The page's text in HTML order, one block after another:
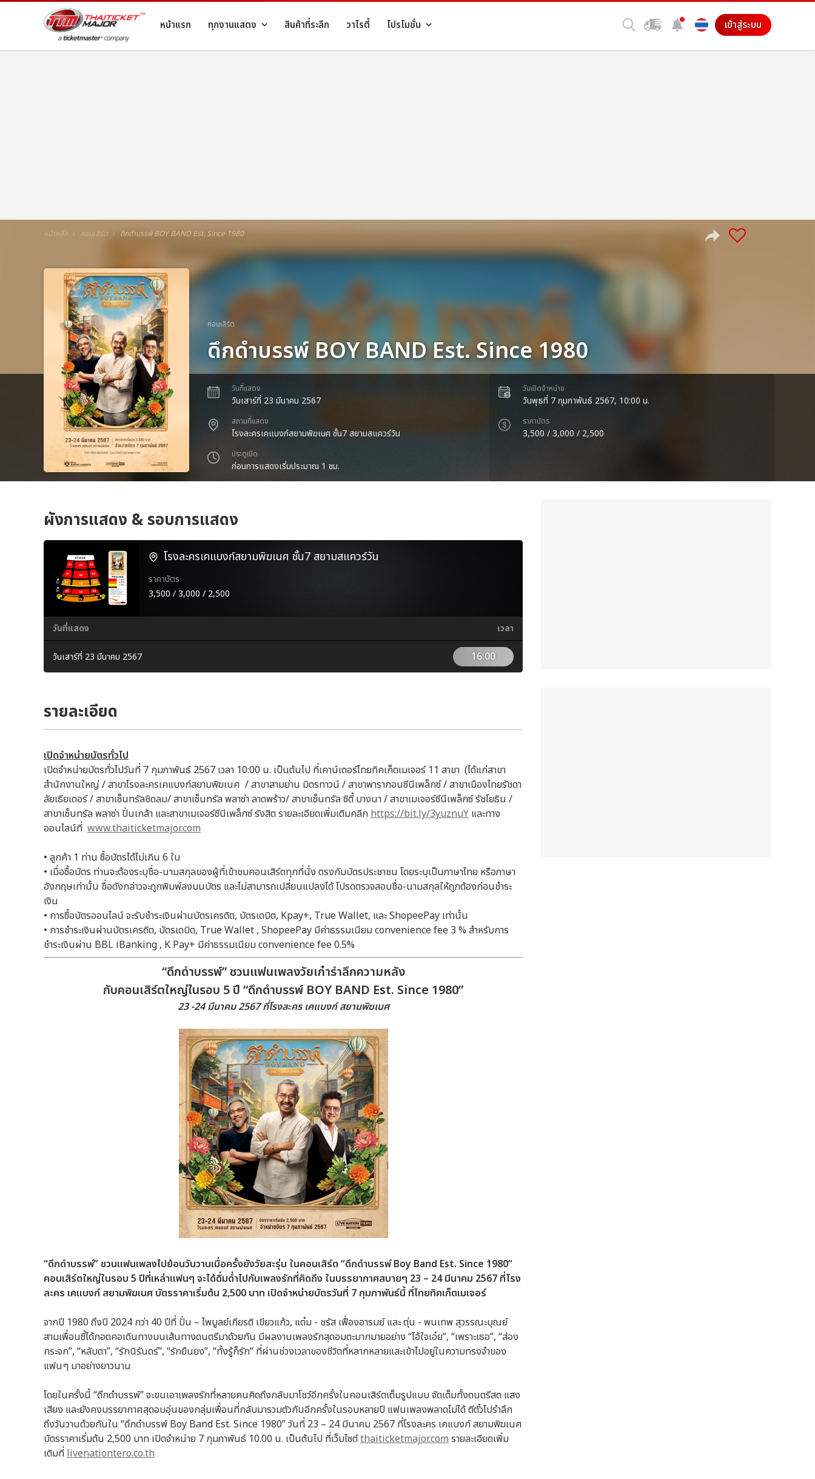
หน้าแรก ทุกงานแสดง สินค้าที่ระลึก วาไรตี้ โปรโมชั่น เข้าสู่ระบบ
หน้าหลัก คอนเสิร์ต ดึกดำบรรพ์ BOY BAND Est. Since 1980
คอนเสิร์ต
ดึกดำบรรพ์ BOY BAND Est. Since 1980
วันที่แสดง
วันเสาร์ที่ 23 มีนาคม 2567
สถานที่แสดง
โรงละครเคแบงก์สยามพิฆเนศ ชั้น7 สยามสแควร์วัน
ประตูเปิด
ก่อนการแสดงเริ่มประมาณ 1 ชม.
วันเปิดจำหน่าย
วันพุธที่ 7 กุมภาพันธ์ 2567, 10:00 น.
ราคาบัตร
3,500 / 3,000 / 2,500
ผังการแสดง & รอบการแสดง
โรงละครเคแบงก์สยามพิฆเนศ ชั้น7 สยามสแควร์วัน
ราคาบัตร
3,500 / 3,000 / 2,500
วันที่แสดง เวลา
วันเสาร์ที่ 23 มีนาคม 2567 16:00
รายละเอียด
เปิดจำหน่ายบัตรทั่วไป
เปิดจำหน่ายบัตรทั่วไปวันที่ 7 กุมภาพันธ์ 2567 เวลา 10:00 น. เป็นต้นไป ที่เคาน์เตอร์ไทยทิคเก็ตเมเจอร์ 11 สาขา (ได้แก่สาขา
สำนักงานใหญ่ / สาขาโรงละครเคแบงก์สยามพิฆเนศ / สาขาสามย่าน มิตรทาวน์ / สาขาพารากอนซีนีเพล็กซ์ / สาขาเมืองไทยรัชดา
ลัยเธียเตอร์ / สาขาเซ็นทรัลชิดลม/ สาขาเซ็นทรัล พลาซ่า ลาดพร้าว/ สาขาเซ็นทรัล ซิตี้ บางนา / สาขาเมเจอร์ซีนีเพล็กซ์ รัชโยธิน /
สาขาเซ็นทรัล พลาซ่า ปิ่นเกล้า และสาขาเมเจอร์ซีนีเพล็กซ์ รังสิต รายละเอียดเพิ่มเติมคลิก https://bit.ly/3yuznuY และทาง
ออนไลน์ที่ www.thaiticketmajor.com
• ลูกค้า 1 ท่าน ซื้อบัตรได้ไม่เกิน 6 ใบ
• เมื่อซื้อบัตร ท่านจะต้องระบุชื่อ-นามสกุลของผู้ที่เข้าชมคอนเสิร์ตทุกที่นั่ง ตรงกับบัตรประชาชน โดยระบุเป็นภาษาไทย หรือภาษา
อังกฤษเท่านั้น ชื่อดังกล่าวจะถูกพิมพ์ลงบนบัตร และไม่สามารถเปลี่ยนแปลงได้ โปรดตรวจสอบชื่อ-นามสกุลให้ถูกต้องก่อนชำระ
เงิน
• การซื้อบัตรออนไลน์ จะรับชำระเงินผ่านบัตรเครดิต, บัตรเดบิต, Kpay+, True Wallet, และ ShopeePay เท่านั้น
• การชำระเงินผ่านบัตรเครดิต, บัตรเดบิต, True Wallet , ShopeePay มีค่าธรรมเนียม convenience fee 3 % สำหรับการ
ชำระเงินผ่าน BBL iBanking , K Pay+ มีค่าธรรมเนียม convenience fee 0.5%
“ดึกดำบรรพ์” ชวนแฟนเพลงวัยเก๋ารำลึกความหลัง
กับคอนเสิร์ตใหญ่ในรอบ 5 ปี “ดึกดำบรรพ์ BOY BAND Est. Since 1980”
23 -24 มีนาคม 2567 ที่โรงละคร เคแบงก์ สยามพิฆเนศ
“ดึกดำบรรพ์” ชวนแฟนเพลงไปย้อนวันวานเมื่อครั้งยังวัยสะรุ่น ในคอนเสิร์ต “ดึกดำบรรพ์ Boy Band Est. Since 1980”
คอนเสิร์ตใหญ่ในรอบ 5 ปีที่เหล่าแฟนๆ จะได้ดื่มด่ำไปกับเพลงรักที่คิดถึง ในบรรยากาศสบายๆ 23 – 24 มีนาคม 2567 ที่โรง
ละคร เคแบงก์ สยามพิฆเนศ บัตรราคาเริ่มต้น 2,500 บาท เปิดจำหน่ายบัตรวันที่ 7 กุมภาพันธ์นี้ ที่ไทยทิคเก็ตเมเจอร์
จากปี 1980 ถึงปี 2024 กว่า 40 ปีที่ ปั่น – ไพบูลย์เกียรติ เขียวแก้ว, แต๋ม - ชรัส เฟื่องอารมย์ และ ตุ่น - พนเทพ สุวรรณะบุณย์
สามเพื่อนซี้ได้กอดคอเดินทางบนเส้นทางดนตรีมาด้วยกัน มีผลงานเพลงรักสุดอมตะมากมายอย่าง “โอ้ใจเอ๋ย”, “เพราะเธอ”, “ส่อง
กระจก”, “หลับตา”, “รักนิรันดร์”, “รักยืนยง”, “ทั้งรู้ก็รัก” ที่ผ่านช่วงเวลาของชีวิตที่หลากหลายและเข้าไปอยู่ในความทรงจำของ
แฟนๆ มาอย่างยาวนาน
โดยในครั้งนี้ “ดึกดำบรรพ์” จะขนเอาเพลงรักที่หลายคนคิดถึงกลับมาโชว์อีกครั้งในคอนเสิร์ตเต็มรูปแบบ จัดเต็มทั้งดนตรีสด แสง
เสียง และยังคงบรรยากาศสุดอบอุ่นของกลุ่มเพื่อนที่กลับมารวมตัวกันอีกครั้งในรอบหลายปี แฟนเพลงพลาดไม่ได้ ตีตั๋วไปรำลึก
ถึงวันวานด้วยกันใน “ดึกดำบรรพ์ Boy Band Est. Since 1980” วันที่ 23 – 24 มีนาคม 2567 ที่โรงละคร เคแบงก์ สยามพิฆเนศ
บัตรราคาเริ่มต้น 2,500 บาท เปิดจำหน่าย 7 กุมภาพันธ์ 10.00 น. เป็นต้นไป ที่เว็บไซต์thaiticketmajor.comรายละเอียดเพิ่ม
เติมที่livenationtero.co.th